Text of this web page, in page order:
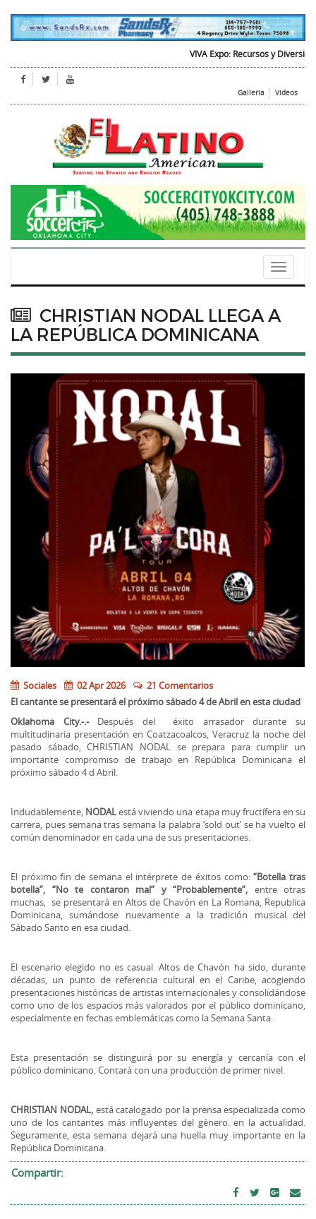
VIVA Expo: Recursos y Diversion
Galleria Videos
Toggle
CHRISTIAN NODAL LLEGA A
LA REPÚBLICA DOMINICANA
Sociales 02 Apr 2026
21 Comentarios
El cantante se presentará el próximo sábado 4 de Abril en esta ciudad
Oklahoma City.-.-Después del éxito arrasador durante su
multitudinaria presentación en Coatzacoalcos, Veracruz la noche del
pasado sábado, CHRISTIAN NODAL se prepara para cumplir un
importante compromiso de trabajo en República Dominicana el
próximo sábado 4 d Abril.
Indudablemente, NODALestá viviendo una etapa muy fructífera en su
carrera, pues semana tras semana la palabra ‘sold out’ se ha vuelto el
común denominador en cada una de sus presentaciones.
El próximo fin de semana el intérprete de éxitos como:“Botella tras
botella”, “No te contaron mal” y “Probablemente”, entre otras
muchas, se presentará en Altos de Chavón en La Romana, Republica
Dominicana, sumándose nuevamente a la tradición musical del
Sábado Santo en esa ciudad.
El escenario elegido no es casual. Altos de Chavón ha sido, durante
décadas, un punto de referencia cultural en el Caribe, acogiendo
presentaciones históricas de artistas internacionales y consolidándose
como uno de los espacios más valorados por el público dominicano,
especialmente en fechas emblemáticas como la Semana Santa.
Esta presentación se distinguirá por su energía y cercanía con el
público dominicano. Contará con una producción de primer nivel.
CHRISTIAN NODAL,está catalogado por la prensa especializada como
uno de los cantantes más influyentes del género. en la actualidad.
Seguramente, esta semana dejará una huella muy importante en la
República Dominicana.
Compartir: